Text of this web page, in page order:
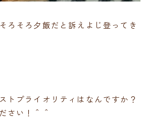
ろそろ夕飯だと訴えよじ登ってき
トプライオリティはなんですか？
さい！＾＾